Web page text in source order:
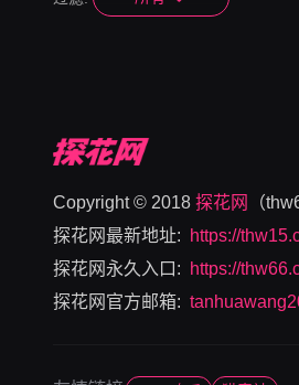
Copyright © 2018 探花网
（
探花网最新地址:
https://
探花网永久入口:
https://
探花网官方邮箱: